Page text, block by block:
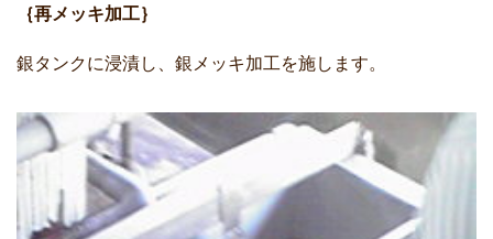
｛再メッキ加工｝
銀タンクに浸漬し、銀メッキ加工を施します。